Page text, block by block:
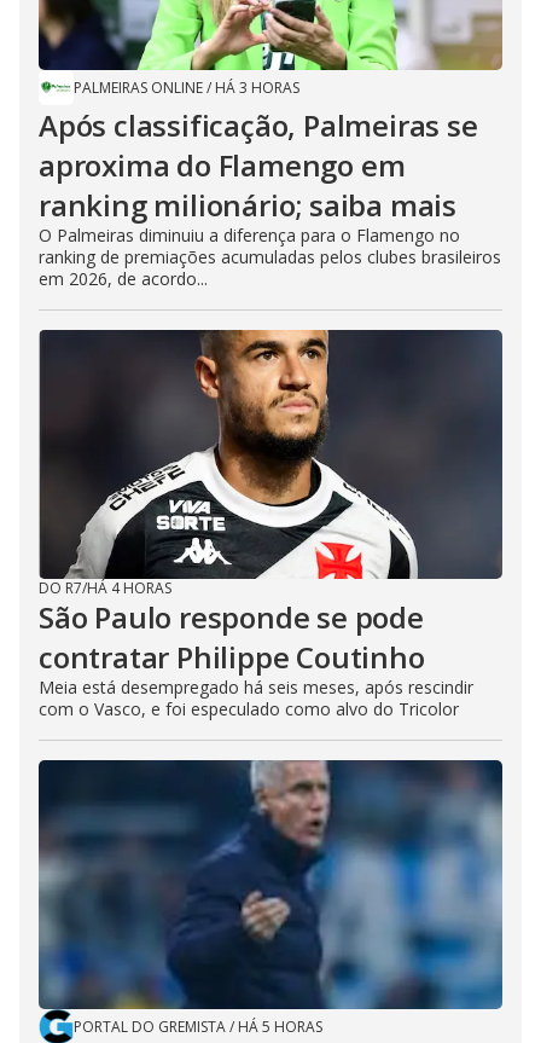
PALMEIRAS ONLINE/ HÁ 3 HORAS
Após classificação, Palmeiras se
aproxima do Flamengo em
ranking milionário; saiba mais
O Palmeiras diminuiu a diferença para o Flamengo no
ranking de premiações acumuladas pelos clubes brasileiros
em 2026, de acordo...
DO R7/HÁ 4 HORAS
São Paulo responde se pode
contratar Philippe Coutinho
Meia está desempregado há seis meses, após rescindir
com o Vasco, e foi especulado como alvo do Tricolor
PORTAL DO GREMISTA/ HÁ 5 HORAS